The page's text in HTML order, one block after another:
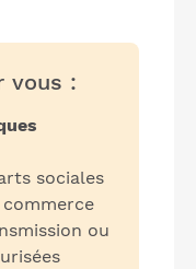
vous :
sociales
ou